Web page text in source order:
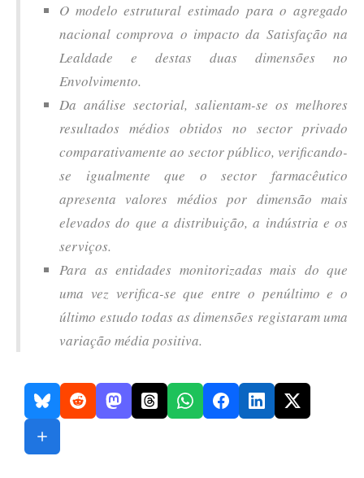
O modelo estrutural estimado para o agregado
nacional comprova o impacto da Satisfação na
Lealdade e destas duas dimensões no
Envolvimento.
Da análise sectorial, salientam-se os melhores
resultados médios obtidos no sector privado
comparativamente ao sector público, verificando-
se igualmente que o sector farmacêutico
apresenta valores médios por dimensão mais
elevados do que a distribuição, a indústria e os
serviços.
Para as entidades monitorizadas mais do que
uma vez verifica-se que entre o penúltimo e o
último estudo todas as dimensões registaram uma
variação média positiva.